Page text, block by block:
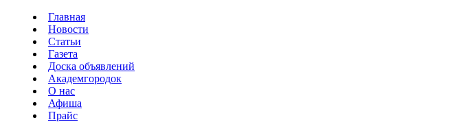
Главная
Новости
Статьи
Газета
Доска объявлений
Академгородок
О нас
Афиша
Прайс